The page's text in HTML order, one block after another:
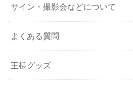
サイン・撮影会などについて
よくある質問
王様グッズ